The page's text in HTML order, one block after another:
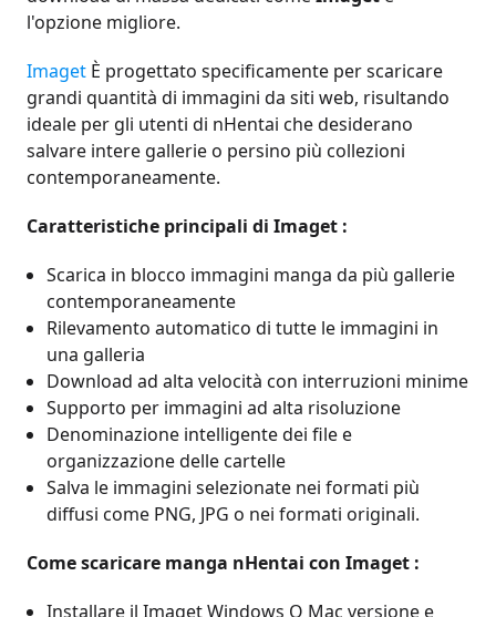
l'opzione migliore.
Imaget È progettato specificamente per scaricare
grandi quantità di immagini da siti web, risultando
ideale per gli utenti di nHentai che desiderano
salvare intere gallerie o persino più collezioni
contemporaneamente.
Caratteristiche principali di Imaget :
Scarica in blocco immagini manga da più gallerie
contemporaneamente
Rilevamento automatico di tutte le immagini in
una galleria
Download ad alta velocità con interruzioni minime
Supporto per immagini ad alta risoluzione
Denominazione intelligente dei file e
organizzazione delle cartelle
Salva le immagini selezionate nei formati più
diffusi come PNG, JPG o nei formati originali.
Come scaricare manga nHentai con Imaget :
Installare il Imaget Windows O Mac versione e